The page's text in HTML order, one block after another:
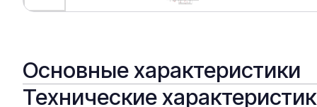
Основные характеристики
Технические